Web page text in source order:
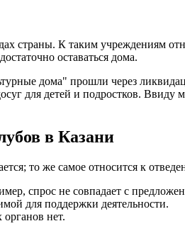
страны. К таким учреждениям
оставаться дома.
дома" прошли через
для детей и подростков.
в Казани
то же самое относится к
спрос не совпадает с
для поддержки деятельности.
нет.